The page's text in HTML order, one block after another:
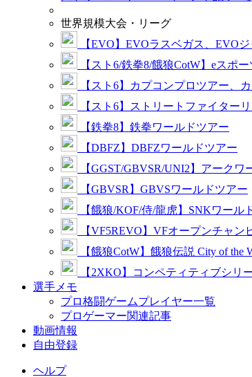
世界規模大会・リーグ
【EVO】EVOラスベガス、EVO
【スト6/鉄拳8/餓狼CotW】eスポ
【スト6】カプコンプロツアー、
【スト6】ストリートファイター
【鉄拳8】鉄拳ワールドツアー
【DBFZ】DBFZワールドツアー
【GGST/GBVSR/UNI2】アークワ
【GBVSR】GBVSワールドツアー
【餓狼/KOF/侍/龍虎】SNKワール
【VF5REVO】VFオープンチャン
【餓狼CotW】餓狼伝説 City of the
【2XKO】コンペティティブシリ
選手メモ
プロ格闘ゲームプレイヤー一覧
プロゲーマー関連記事
動画情報
自由登録
ヘルプ